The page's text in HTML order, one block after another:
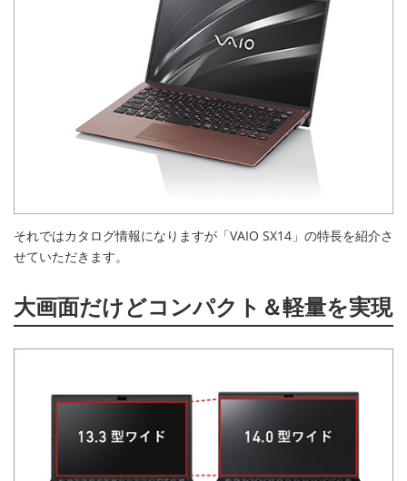
それではカタログ情報になりますが「VAIO SX14」の特長を紹介さ
せていただきます。
大画面だけどコンパクト＆軽量を実現